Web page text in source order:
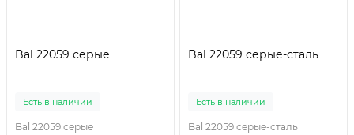
Bal 22059 серые
Есть в наличии
Bal 22059 серые
Bal 22059 серые-сталь
Есть в наличии
Bal 22059 серые-сталь